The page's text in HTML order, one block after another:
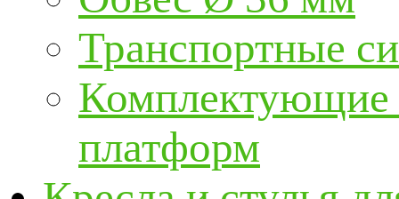
Транспортные
Комплектующие
платформ